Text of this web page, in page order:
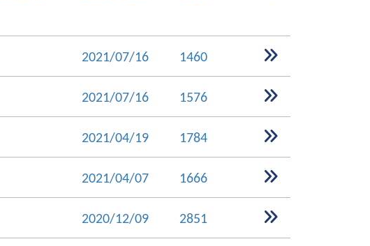
2021/07/16 1460
2021/07/16 1576
2021/04/19 1784
2021/04/07 1666
2020/12/09 2851